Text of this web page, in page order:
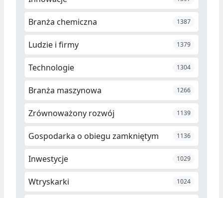
Branża chemiczna 1387
Ludzie i firmy 1379
Technologie 1304
Branża maszynowa 1266
Zrównoważony rozwój 1139
Gospodarka o obiegu zamkniętym 1136
Inwestycje 1029
Wtryskarki 1024